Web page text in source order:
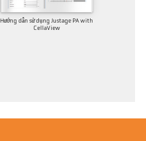
Hướng dẫn sử dụng Justage PA with
CellaView